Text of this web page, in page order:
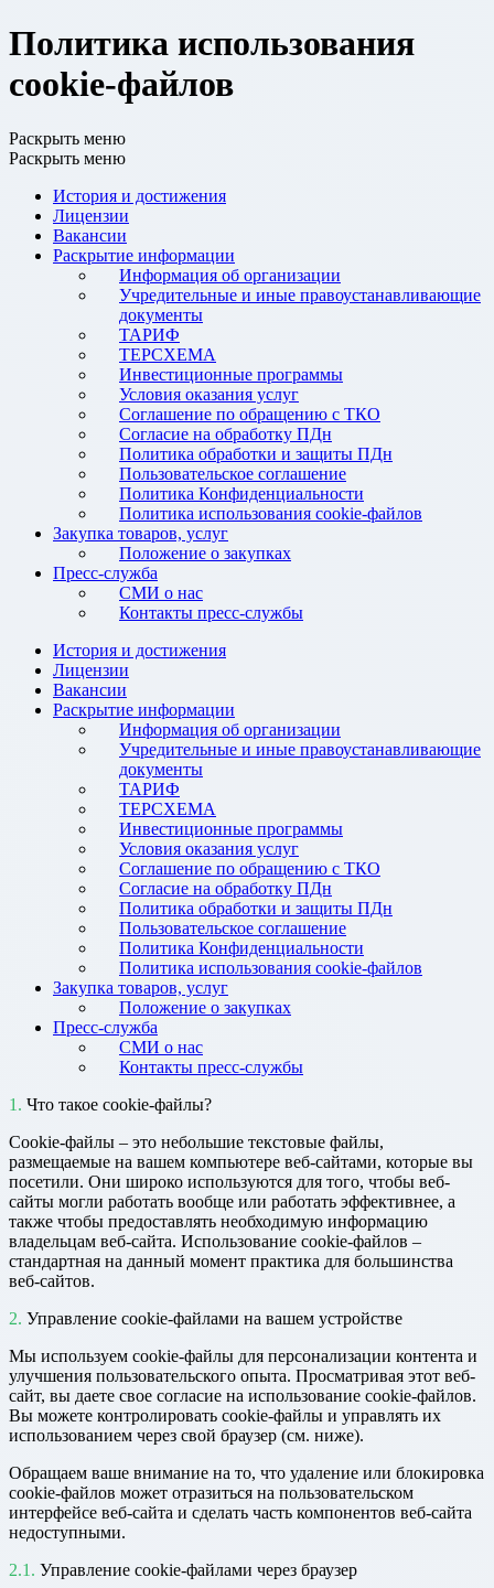
Политика использования
cookie-файлов
Раскрыть меню
Раскрыть меню
История и достижения
Лицензии
Вакансии
Раскрытие информации
Информация об организации
Учредительные и иные правоустанавливающие
документы
ТАРИФ
ТЕРСХЕМА
Инвестиционные программы
Условия оказания услуг
Соглашение по обращению с ТКО
Согласие на обработку ПДн
Политика обработки и защиты ПДн
Пользовательское соглашение
Политика Конфиденциальности
Политика использования cookie-файлов
Закупка товаров, услуг
Положение о закупках
Пресс-служба
СМИ о нас
Контакты пресс-службы
История и достижения
Лицензии
Вакансии
Раскрытие информации
Информация об организации
Учредительные и иные правоустанавливающие
документы
ТАРИФ
ТЕРСХЕМА
Инвестиционные программы
Условия оказания услуг
Соглашение по обращению с ТКО
Согласие на обработку ПДн
Политика обработки и защиты ПДн
Пользовательское соглашение
Политика Конфиденциальности
Политика использования cookie-файлов
Закупка товаров, услуг
Положение о закупках
Пресс-служба
СМИ о нас
Контакты пресс-службы
Что такое cookie-файлы?
Сookie-файлы – это небольшие текстовые файлы,
размещаемые на вашем компьютере веб-сайтами, которые вы
посетили. Они широко используются для того, чтобы веб-
сайты могли работать вообще или работать эффективнее, а
также чтобы предоставлять необходимую информацию
владельцам веб-сайта. Использование cookie-файлов –
стандартная на данный момент практика для большинства
веб-сайтов.
Управление cookie-файлами на вашем устройстве
Мы используем cookie-файлы для персонализации контента и
улучшения пользовательского опыта. Просматривая этот веб-
сайт, вы даете свое согласие на использование cookie-файлов.
Вы можете контролировать cookie-файлы и управлять их
использованием через свой браузер (см. ниже).
Обращаем ваше внимание на то, что удаление или блокировка
cookie-файлов может отразиться на пользовательском
интерфейсе веб-сайта и сделать часть компонентов веб-сайта
недоступными.
Управление cookie-файлами через браузер